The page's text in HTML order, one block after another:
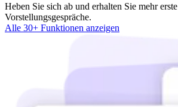
Heben Sie sich ab und erhalten Sie mehr erste
Vorstellungsgespräche.
Alle 30+ Funktionen anzeigen